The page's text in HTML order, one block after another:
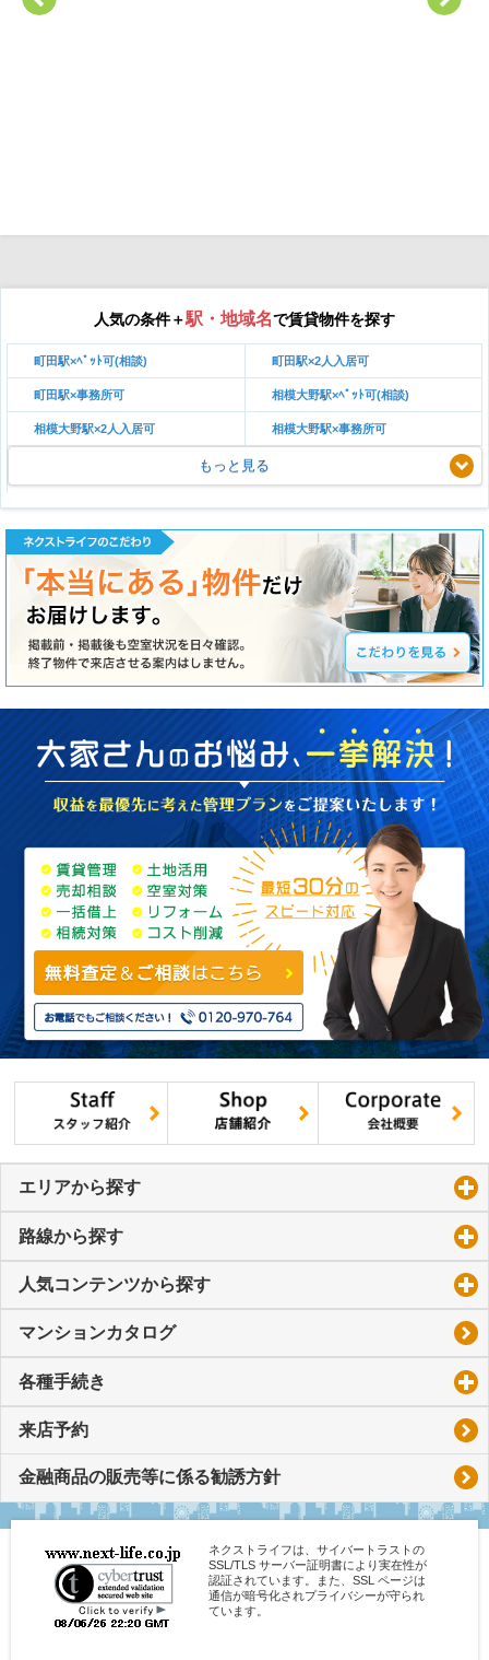
人気の条件＋駅・地域名で賃貸物件を探す
町田駅×ﾍﾟｯﾄ可(相談) 町田駅×2人入居可
町田駅×事務所可 相模大野駅×ﾍﾟｯﾄ可(相談)
相模大野駅×2人入居可 相模大野駅×事務所可
もっと見る
エリアから探す
路線から探す
人気コンテンツから探す
マンションカタログ
各種手続き
来店予約
金融商品の販売等に係る勧誘方針
ネクストライフは、サイバートラストの
SSL/TLS サーバー証明書により実在性が
認証されています。また、SSL ページは
通信が暗号化されプライバシーが守られ
ています。